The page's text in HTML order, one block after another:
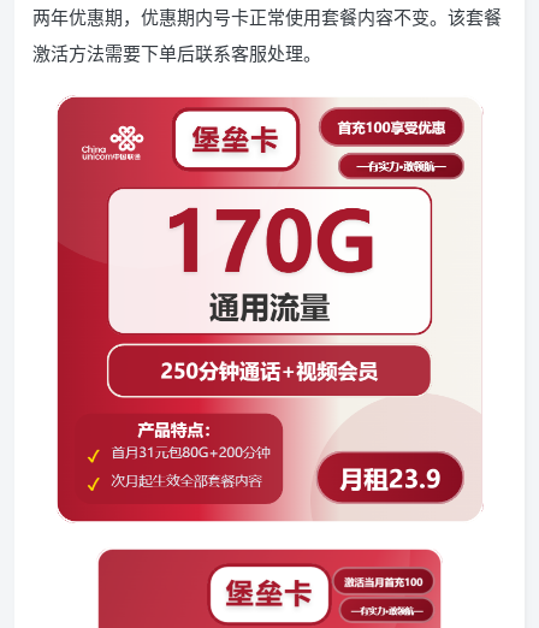
两年优惠期，优惠期内号卡正常使用套餐内容不变。该套餐
激活方法需要下单后联系客服处理。